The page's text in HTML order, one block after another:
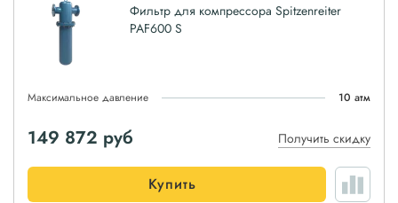
Фильтр для компрессора Spitzenreiter
PAF600 S
Максимальное давление 10 атм
149 872 руб Получить скидку
Купить